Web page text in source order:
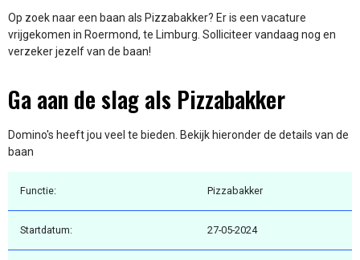
Op zoek naar een baan als Pizzabakker? Er is een vacature
vrijgekomen in Roermond, te Limburg. Solliciteer vandaag nog en
verzeker jezelf van de baan!
Ga aan de slag als Pizzabakker
Domino's heeft jou veel te bieden. Bekijk hieronder de details van de
baan
Functie: Pizzabakker
Startdatum: 27-05-2024